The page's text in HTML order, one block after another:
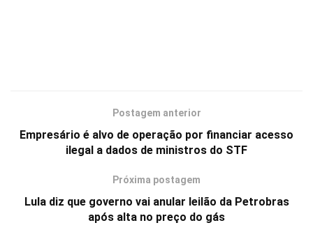
Postagem anterior
Empresário é alvo de operação por financiar acesso
ilegal a dados de ministros do STF
Próxima postagem
Lula diz que governo vai anular leilão da Petrobras
após alta no preço do gás